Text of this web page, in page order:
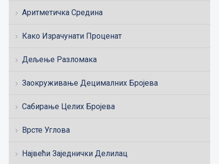
Аритметичка Средина
Како Израчунати Проценат
Дељење Разломака
Заокруживање Децималних Бројева
Сабирање Целих Бројева
Врсте Углова
Највећи Заједнички Делилац